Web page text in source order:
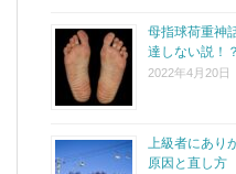
母指球荷重神
達しない説！？
2022年4月20日
上級者にあり
原因と直し方